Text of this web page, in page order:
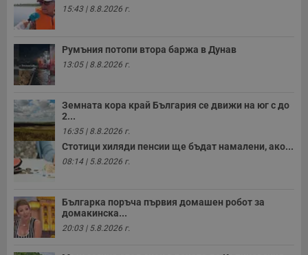
15:43 | 8.8.2026 г.
Румъния потопи втора баржа в Дунав
13:05 | 8.8.2026 г.
Земната кора край България се движи на юг с до
2...
16:35 | 8.8.2026 г.
Стотици хиляди пенсии ще бъдат намалени, ако...
08:14 | 5.8.2026 г.
Българка поръча първия домашен робот за
домакинска...
20:03 | 5.8.2026 г.